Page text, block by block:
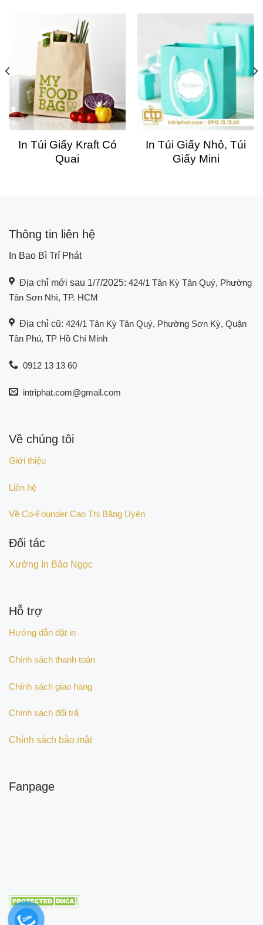
In Túi Giấy Kraft Có
Quai
In Túi Giấy Nhỏ, Túi
Giấy Mini
Thông tin liên hệ
In Bao Bì Trí Phát
Địa chỉ mới sau 1/7/2025: 424/1 Tân Kỳ Tân Quý, Phường
Tân Sơn Nhì, TP. HCM
Địa chỉ cũ: 424/1 Tân Kỳ Tân Quý, Phường Sơn Kỳ, Quận
Tân Phú, TP Hồ Chí Minh
0912 13 13 60
intriphat.com@gmail.com
Về chúng tôi
Giới thiệu
Liên hệ
Về Co-Founder Cao Thị Băng Uyên
Đối tác
Xưởng In Bảo Ngọc
Hỗ trợ
Hướng dẫn đặt in
Chính sách thanh toán
Chính sách giao hàng
Chính sách đổi trả
Chính sách bảo mật
Fanpage